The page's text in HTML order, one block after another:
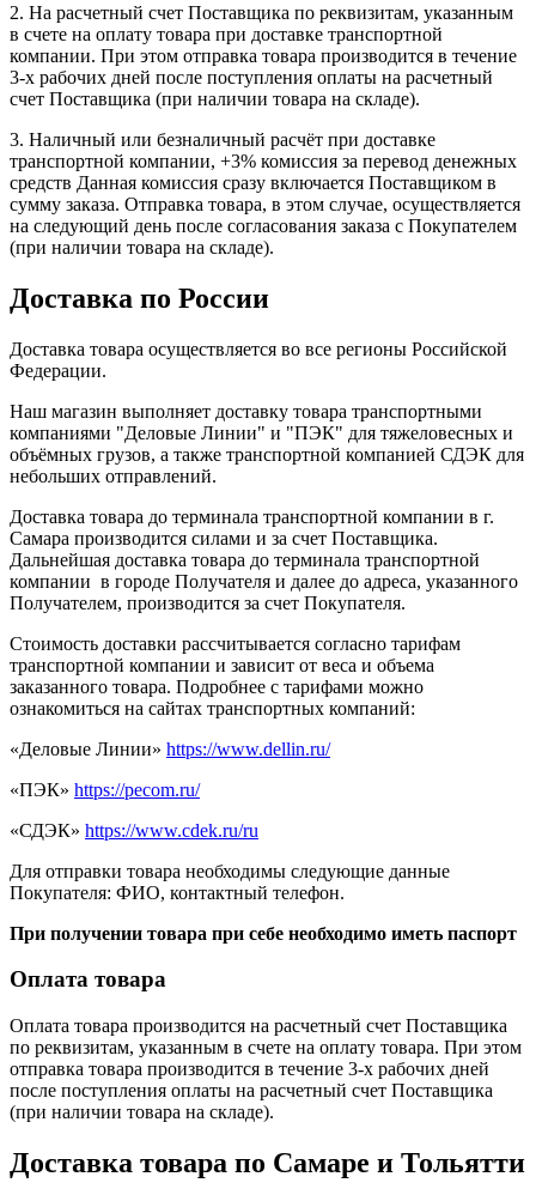
2. На расчетный счет Поставщика по реквизитам, указанным
в счете на оплату товара при доставке транспортной
компании. При этом отправка товара производится в течение
3-х рабочих дней после поступления оплаты на расчетный
счет Поставщика (при наличии товара на складе).
3. Наличный или безналичный расчёт при доставке
транспортной компании, +3% комиссия за перевод денежных
средств Данная комиссия сразу включается Поставщиком в
сумму заказа. Отправка товара, в этом случае, осуществляется
на следующий день после согласования заказа с Покупателем
(при наличии товара на складе).
Доставка по России
Доставка товара осуществляется во все регионы Российской
Федерации.
Наш магазин выполняет доставку товара транспортными
компаниями "Деловые Линии" и "ПЭК" для тяжеловесных и
объёмных грузов, а также транспортной компанией СДЭК для
небольших отправлений.
Доставка товара до терминала транспортной компании в г.
Самара производится силами и за счет Поставщика.
Дальнейшая доставка товара до терминала транспортной
компании в городе Получателя и далее до адреса, указанного
Получателем, производится за счет Покупателя.
Стоимость доставки рассчитывается согласно тарифам
транспортной компании и зависит от веса и объема
заказанного товара. Подробнее с тарифами можно
ознакомиться на сайтах транспортных компаний:
«Деловые Линии» https://www.dellin.ru/
«ПЭК» https://pecom.ru/
«СДЭК» https://www.cdek.ru/ru
Для отправки товара необходимы следующие данные
Покупателя: ФИО, контактный телефон.
При получении товара при себе необходимо иметь паспорт
Оплата товара
Оплата товара производится на расчетный счет Поставщика
по реквизитам, указанным в счете на оплату товара. При этом
отправка товара производится в течение 3-х рабочих дней
после поступления оплаты на расчетный счет Поставщика
(при наличии товара на складе).
Доставка товара по Самаре и Тольятти